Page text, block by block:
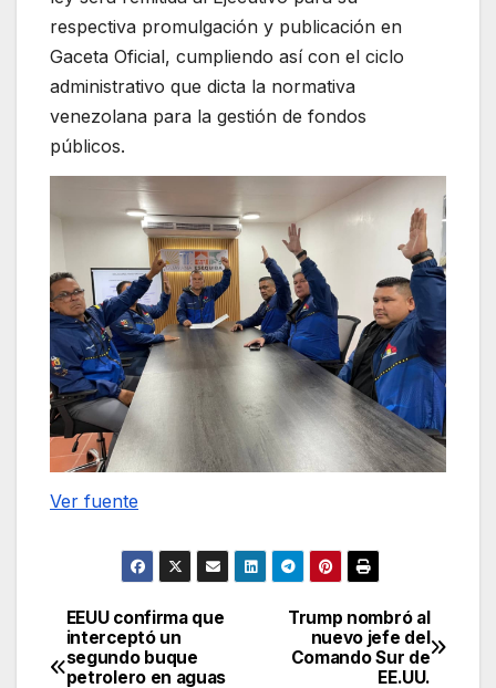
respectiva promulgación y publicación en
Gaceta Oficial, cumpliendo así con el ciclo
administrativo que dicta la normativa
venezolana para la gestión de fondos
públicos.
Ver fuente
Navegación
de
Trump nombró al
nuevo jefe del
Comando Sur de
EE.UU.
EEUU confirma que
interceptó un
segundo buque
petrolero en aguas